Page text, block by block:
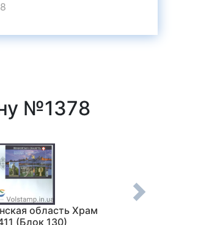
№1378
область Храм
(Блок 130)